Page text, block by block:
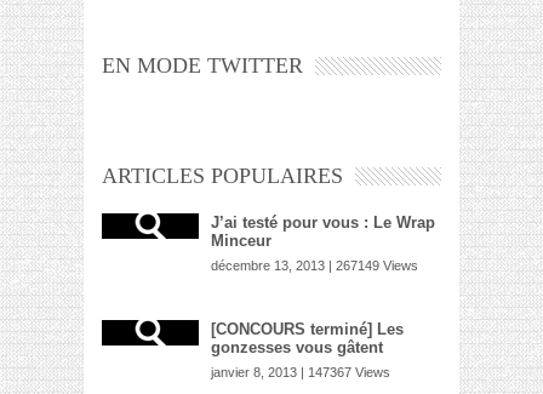
EN MODE TWITTER
ARTICLES POPULAIRES
J’ai testé pour vous : Le Wrap
Minceur
décembre 13, 2013 | 267149 Views
[CONCOURS terminé] Les
gonzesses vous gâtent
janvier 8, 2013 | 147367 Views